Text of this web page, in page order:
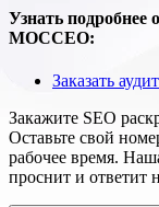
Узнать подробнее
МОССЕО:
Заказать
Закажите SEO
Оставьте свой
рабочее время.
проснит и ответит